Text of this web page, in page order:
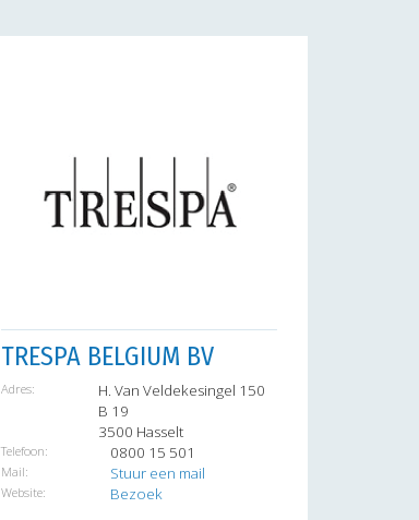
TRESPA BELGIUM BV
Adres:
H. Van Veldekesingel 150
B 19
3500 Hasselt
Telefoon: 0800 15 501
Mail: Stuur een mail
Website: Bezoek